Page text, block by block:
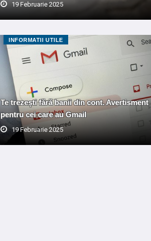
19 Februarie 2025
INFORMATII UTILE
Te trezești fără banii din cont. Avertisment
pentru cei care au Gmail
19 Februarie 2025